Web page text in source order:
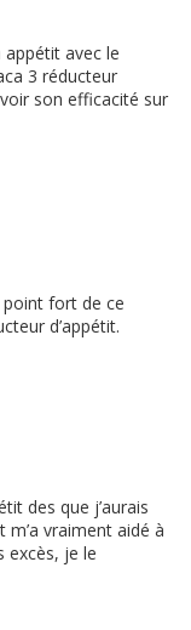
appétit avec le
3 réducteur
son efficacité sur
point fort de ce
d’appétit.
des que j’aurais
vraiment aidé à
excès, je le